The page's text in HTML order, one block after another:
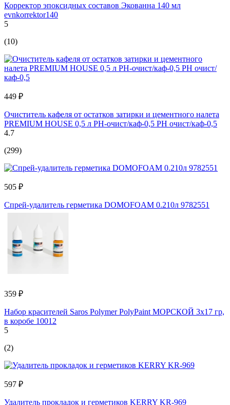
Корректор эпоксидных составов Экованна 140 мл
evnkorrektor140
5
(10)
449 ₽
Очиститель кафеля от остатков затирки и цементного налета
PREMIUM HOUSE 0,5 л PH-очист/каф-0,5 PH очист/каф-0,5
4.7
(299)
505 ₽
Спрей-удалитель герметика DOMOFOAM 0.210л 9782551
359 ₽
Набор красителей Saros Polymer PolyPaint МОРСКОЙ 3x17 гр,
в коробе 10012
5
(2)
597 ₽
Удалитель прокладок и герметиков KERRY KR-969